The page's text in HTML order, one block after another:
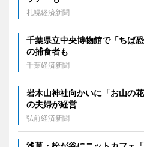
札幌経済新聞
千葉県立中央博物館で「ちば
の捕食者も
千葉経済新聞
岩木山神社向かいに「お山の
の夫婦が経営
弘前経済新聞